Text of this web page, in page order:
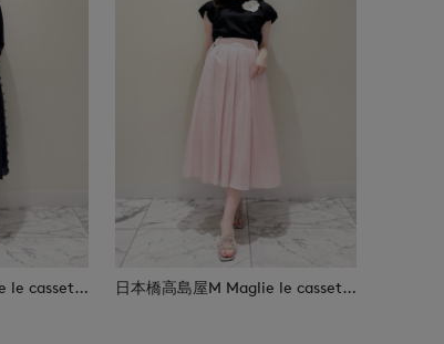
日本橋高島屋M Maglie le cassetto 日本橋高島屋M Maglie le cassetto